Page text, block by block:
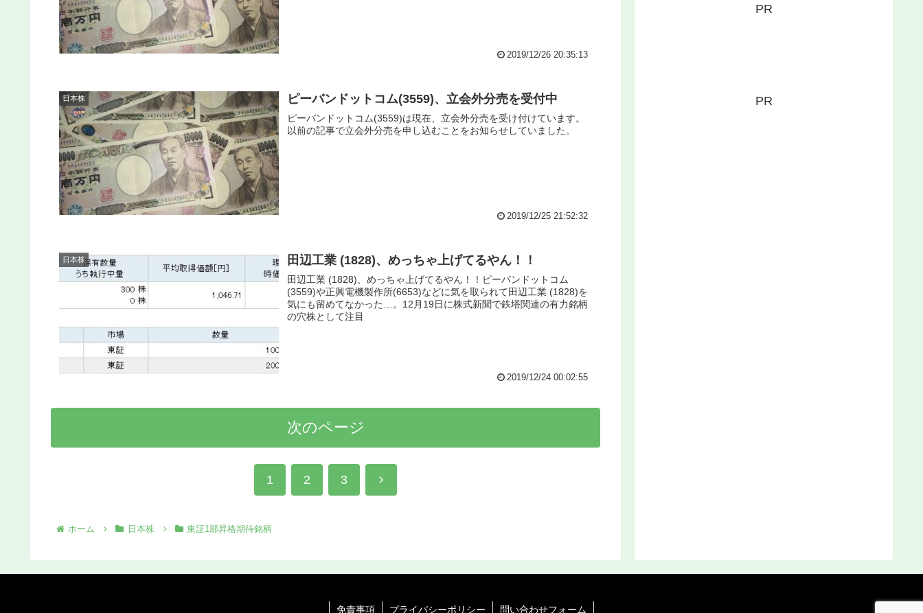
2019/12/26 20:35:13
日本株 ピーバンドットコム(3559)、立会外分売を受付中
ピーバンドットコム(3559)は現在、立会外分売を受け付けています。
以前の記事で立会外分売を申し込むことをお知らせしていました。
2019/12/25 21:52:32
日本株 田辺工業 (1828)、めっちゃ上げてるやん！！
田辺工業 (1828)、めっちゃ上げてるやん！！ピーバンドットコム
(3559)や正興電機製作所(6653)などに気を取られて田辺工業 (1828)を
気にも留めてなかった…。12月19日に株式新聞で鉄塔関連の有力銘柄
の穴株として注目
2019/12/24 00:02:55
次のページ
1 2 3 次
ホーム 日本株 東証1部昇格期待銘柄
PR
PR
免責事項 プライバシーポリシー 問い合わせフォーム